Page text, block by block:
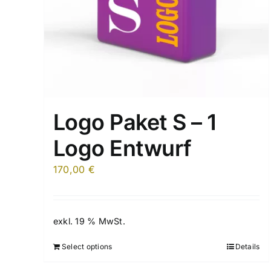
Logo Paket S – 1
Logo Entwurf
170,00 €
exkl. 19 % MwSt.
Select options Details